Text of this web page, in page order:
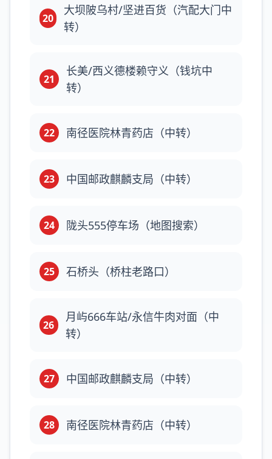
20
大坝陂乌村/坚进百货（汽配大门中
转）
21
长美/西义德楼赖守义（钱坑中
转）
22 南径医院林青药店（中转）
23 中国邮政麒麟支局（中转）
24 陇头555停车场（地图搜索）
25 石桥头（桥柱老路口）
26
月屿666车站/永信牛肉对面（中
转）
27 中国邮政麒麟支局（中转）
28 南径医院林青药店（中转）